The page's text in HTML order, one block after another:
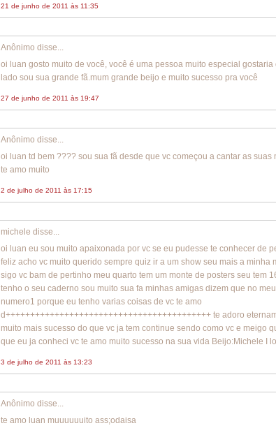
21 de junho de 2011 às 11:35
Anônimo disse...
oi luan gosto muito de você, você é uma pessoa muito especial gostaria
lado sou sua grande fã.mum grande beijo e muito sucesso pra você
27 de junho de 2011 às 19:47
Anônimo disse...
oi luan td bem ???? sou sua fã desde que vc começou a cantar as suas
te amo muito
2 de julho de 2011 às 17:15
michele disse...
oi luan eu sou muito apaixonada por vc se eu pudesse te conhecer de
feliz acho vc muito querido sempre quiz ir a um show seu mais a minha
sigo vc bam de pertinho meu quarto tem um monte de posters seu tem
tenho o seu caderno sou muito sua fa minhas amigas dizem que no
numero1 porque eu tenho varias coisas de vc te amo
d++++++++++++++++++++++++++++++++++++++++++ te adoro
muito mais sucesso do que vc ja tem continue sendo como vc e meigo
que eu ja conheci vc te amo muito sucesso na sua vida Beijo:Michele I
3 de julho de 2011 às 13:23
Anônimo disse...
te amo luan muuuuuuito ass;odaisa